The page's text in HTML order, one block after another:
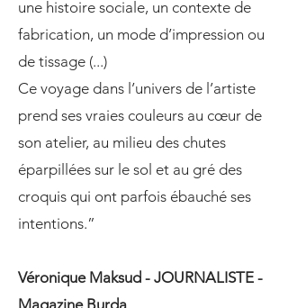
une histoire sociale, un contexte de
fabrication, un mode d’impression ou
de tissage (...)
Ce voyage dans l’univers de l’artiste
prend ses vraies couleurs au cœur de
son atelier, au milieu des chutes
éparpillées sur le sol et au gré des
croquis qui ont parfois ébauché ses
intentions.”
Véronique Maksud - JOURNALISTE -
Magazine Burda